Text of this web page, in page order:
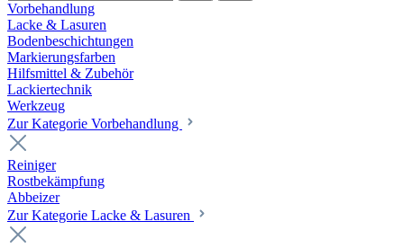
Vorbehandlung
Lacke & Lasuren
Bodenbeschichtungen
Markierungsfarben
Hilfsmittel & Zubehör
Lackiertechnik
Werkzeug
Zur Kategorie Vorbehandlung
Reiniger
Rostbekämpfung
Abbeizer
Zur Kategorie Lacke & Lasuren